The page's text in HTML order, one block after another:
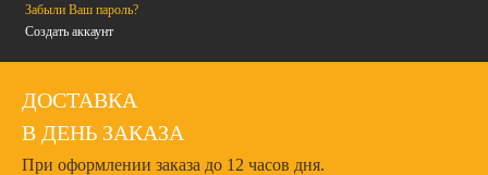
Забыли Ваш пароль?
Создать аккаунт
ДОСТАВКА
В ДЕНЬ ЗАКАЗА
При оформлении заказа до 12 часов дня.